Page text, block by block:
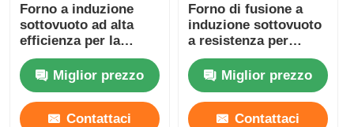
Forno a induzione
sottovuoto ad alta
efficienza per la
fusione di
rame/alluminio
Miglior prezzo
Contattaci
Forno di fusione a
induzione sottovuoto
a resistenza per
industria e
laboratorio
personalizzato
Miglior prezzo
Contattaci